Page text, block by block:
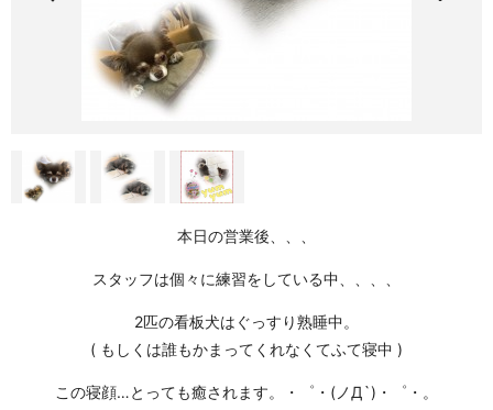
本日の営業後、、、
スタッフは個々に練習をしている中、、、、
2匹の看板犬はぐっすり熟睡中。
( もしくは誰もかまってくれなくてふて寝中 )
この寝顔…とっても癒されます。・゜・(ノД`)・゜・。